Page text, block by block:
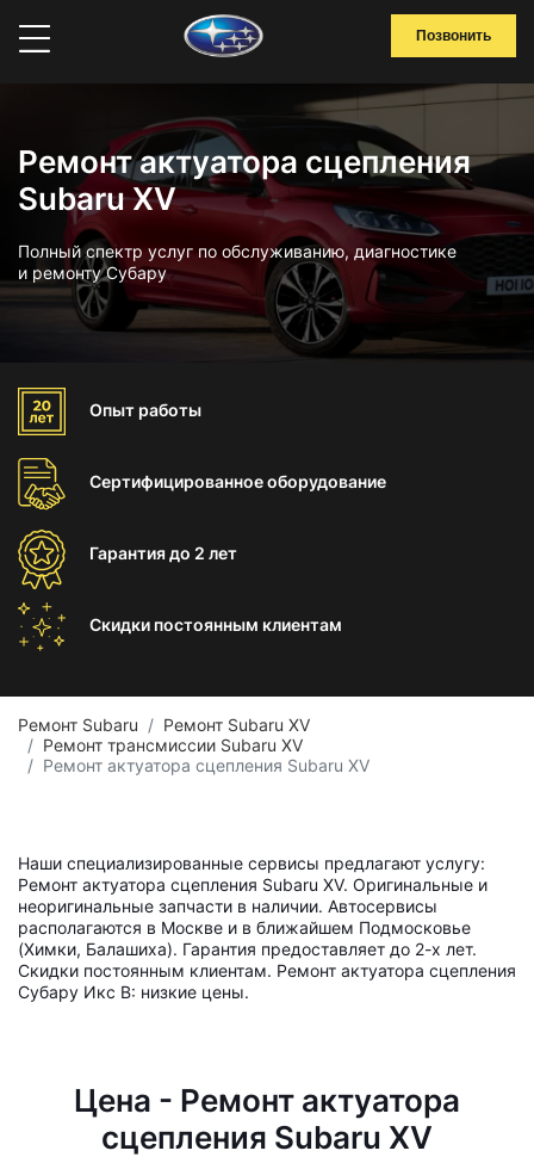
Позвонить
Ремонт актуатора сцепления
Subaru XV
Полный спектр услуг по обслуживанию, диагностике
и ремонту Субару
Опыт работы
Сертифицированноеоборудование
Гарантиядо 2 лет
Скидки постоянным клиентам
Ремонт Subaru
Ремонт Subaru XV
Ремонт трансмиссии Subaru XV
Ремонт актуатора сцепления Subaru XV
Наши специализированные сервисы предлагают услугу:
Ремонт актуатора сцепления Subaru XV. Оригинальные и
неоригинальные запчасти в наличии. Автосервисы
располагаются в Москве и в ближайшем Подмосковье
(Химки, Балашиха). Гарантия предоставляет до 2-х лет.
Скидки постоянным клиентам. Ремонт актуатора сцепления
Субару Икс В: низкие цены.
Цена - Ремонт актуатора
сцепления Subaru XV